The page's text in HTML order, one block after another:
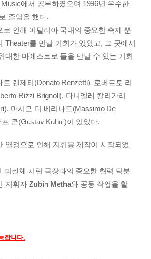
에서 공부하였으며 1996년 우수한
졸업을 했다.
로 인해 이탈리아 국내의 중요한 축제 뿐
Theater를 만날 기회가 있었고, 그 곳에서
대한 마에스트로 들을 만날 수 있는 기회
토 렌제티(Donato Renzetti), 로베르토 리
Rizzi Brignoli), 다니엘레 칼리가리
마시모 디 베리나드(Massimo De
프 쿤(Gustav Kuhn )이 있었다.
열정으로 인해 지휘봉 제작이 시작되었
피렌체 시립 극장과의 중요한 협력 덕분
지휘자 Zubin Metha와 공동 작업을 할
합니다.